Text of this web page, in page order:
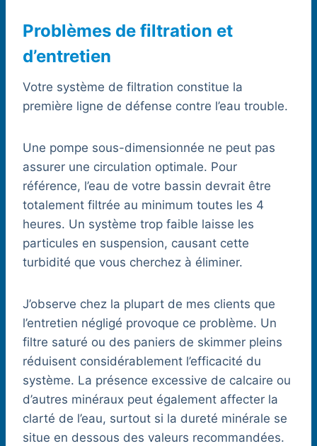
Problèmes de filtration et
d’entretien
Votre système de filtration constitue la
première ligne de défense contre l’eau trouble.
Une pompe sous-dimensionnée ne peut pas
assurer une circulation optimale. Pour
référence, l’eau de votre bassin devrait être
totalement filtrée au minimum toutes les 4
heures. Un système trop faible laisse les
particules en suspension, causant cette
turbidité que vous cherchez à éliminer.
J’observe chez la plupart de mes clients que
l’entretien négligé provoque ce problème. Un
filtre saturé ou des paniers de skimmer pleins
réduisent considérablement l’efficacité du
système. La présence excessive de calcaire ou
d’autres minéraux peut également affecter la
clarté de l’eau, surtout si la dureté minérale se
situe en dessous des valeurs recommandées.